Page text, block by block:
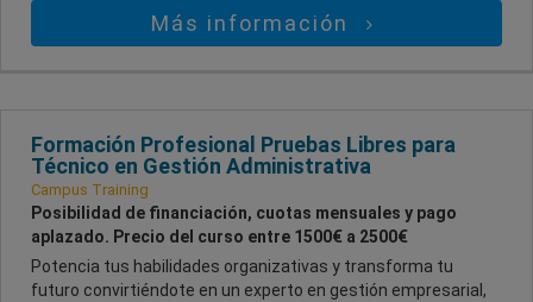
Más información
Formación Profesional Pruebas Libres para
Técnico en Gestión Administrativa
Campus Training
Posibilidad de financiación, cuotas mensuales y pago
aplazado. Precio del curso entre 1500€ a 2500€
Potencia tus habilidades organizativas y transforma tu
futuro convirtiéndote en un experto en gestión empresarial,